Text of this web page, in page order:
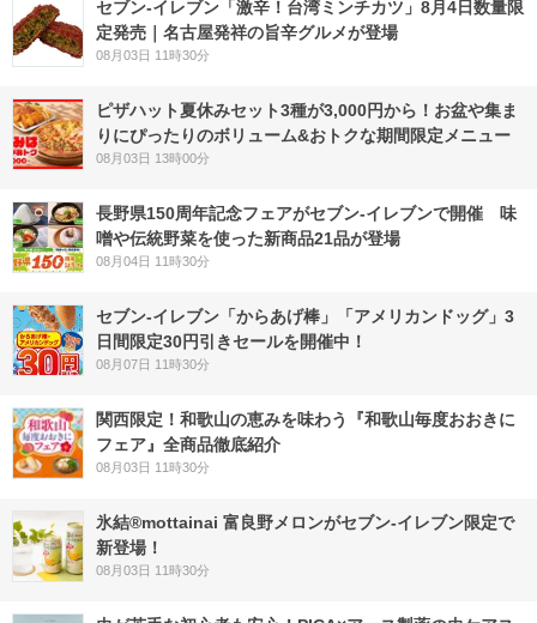
セブン-イレブン「激辛！台湾ミンチカツ」8月4日数量限
定発売｜名古屋発祥の旨辛グルメが登場
08月03日 11時30分
ピザハット夏休みセット3種が3,000円から！お盆や集ま
りにぴったりのボリューム&おトクな期間限定メニュー
08月03日 13時00分
長野県150周年記念フェアがセブン-イレブンで開催 味
噌や伝統野菜を使った新商品21品が登場
08月04日 11時30分
セブン‐イレブン「からあげ棒」「アメリカンドッグ」3
日間限定30円引きセールを開催中！
08月07日 11時30分
関西限定！和歌山の恵みを味わう『和歌山毎度おおきに
フェア』全商品徹底紹介
08月03日 11時30分
氷結®mottainai 富良野メロンがセブン‐イレブン限定で
新登場！
08月03日 11時30分